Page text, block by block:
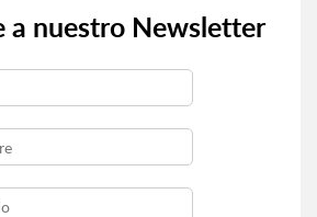
a nuestro Newsletter